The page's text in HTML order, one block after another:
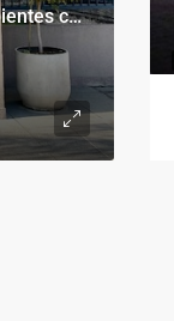
OPORTUNIDAD!!! Departamento de 2 Ambientes con Cochera en Banfield Este